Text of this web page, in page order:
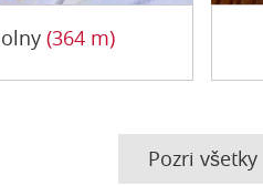
(364 m)
Pozri všetky